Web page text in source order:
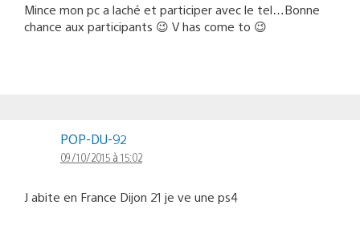
Mince mon pc a laché et participer avec le tel…Bonne
chance aux participants 😉 V has come to 😉
POP-DU-92
09/10/2015 à 15:02
J abite en France Dijon 21 je ve une ps4